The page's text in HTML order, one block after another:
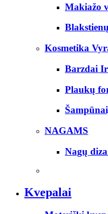
Makiažo
Kosmetika
Barzdai
Plaukų
NAGAMS
Nagų
Kvepalai